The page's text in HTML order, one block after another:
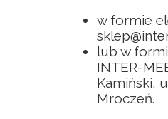
w formie
lub w
INTER-
Kamiński,
Mroczeń.